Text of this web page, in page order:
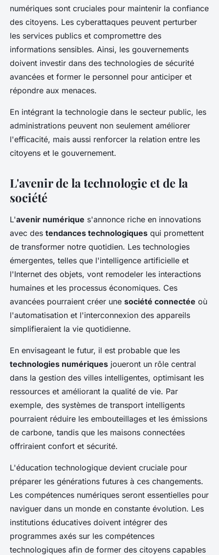
numériques sont cruciales pour maintenir la confiance
des citoyens. Les cyberattaques peuvent perturber
les services publics et compromettre des
informations sensibles. Ainsi, les gouvernements
doivent investir dans des technologies de sécurité
avancées et former le personnel pour anticiper et
répondre aux menaces.
En intégrant la technologie dans le secteur public, les
administrations peuvent non seulement améliorer
l'efficacité, mais aussi renforcer la relation entre les
citoyens et le gouvernement.
L'avenir de la technologie et de la
société
L'avenir numérique s'annonce riche en innovations
avec des tendances technologiques qui promettent
de transformer notre quotidien. Les technologies
émergentes, telles que l'intelligence artificielle et
l'Internet des objets, vont remodeler les interactions
humaines et les processus économiques. Ces
avancées pourraient créer une société connectée où
l'automatisation et l'interconnexion des appareils
simplifieraient la vie quotidienne.
En envisageant le futur, il est probable que les
technologies numériques joueront un rôle central
dans la gestion des villes intelligentes, optimisant les
ressources et améliorant la qualité de vie. Par
exemple, des systèmes de transport intelligents
pourraient réduire les embouteillages et les émissions
de carbone, tandis que les maisons connectées
offriraient confort et sécurité.
L'éducation technologique devient cruciale pour
préparer les générations futures à ces changements.
Les compétences numériques seront essentielles pour
naviguer dans un monde en constante évolution. Les
institutions éducatives doivent intégrer des
programmes axés sur les compétences
technologiques afin de former des citoyens capables